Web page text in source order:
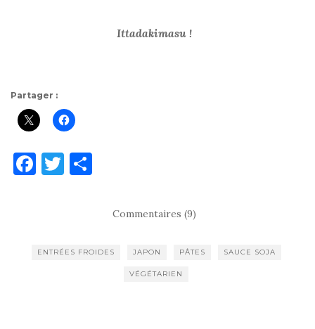
Ittadakimasu !
Partager :
F
b
T
r er
Commentaires (9)
ENTRÉES FROIDES JAPON PÂTES SAUCE SOJA
VÉGÉTARIEN